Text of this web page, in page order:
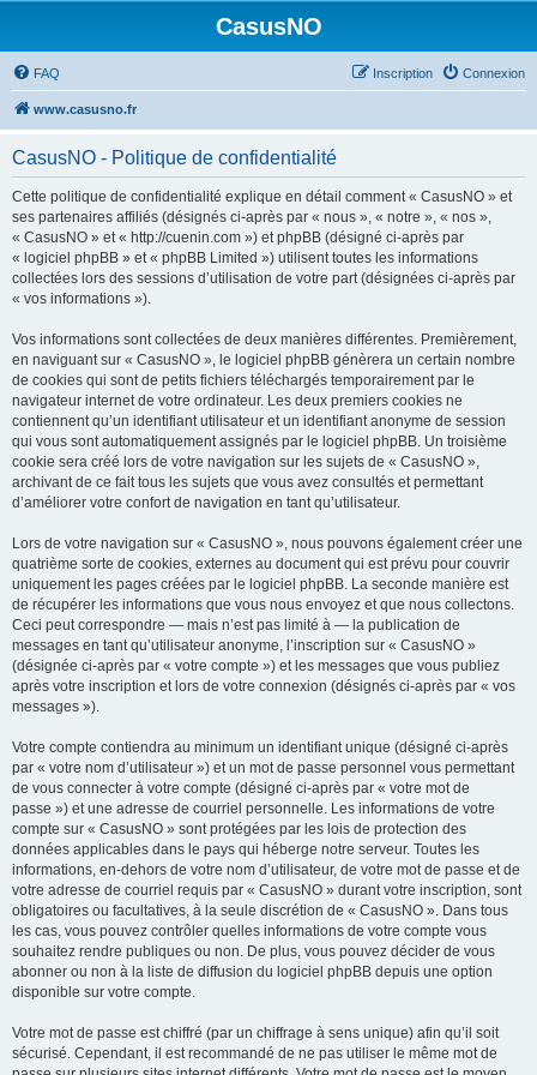
CasusNO
FAQ Connexion
Inscription
www.casusno.fr
CasusNO - Politique de confidentialité
Cette politique de confidentialité explique en détail comment « CasusNO » et
ses partenaires affiliés (désignés ci-après par « nous », « notre », « nos »,
« CasusNO » et « http://cuenin.com ») et phpBB (désigné ci-après par
« logiciel phpBB » et « phpBB Limited ») utilisent toutes les informations
collectées lors des sessions d’utilisation de votre part (désignées ci-après par
« vos informations »).
Vos informations sont collectées de deux manières différentes. Premièrement,
en naviguant sur « CasusNO », le logiciel phpBB génèrera un certain nombre
de cookies qui sont de petits fichiers téléchargés temporairement par le
navigateur internet de votre ordinateur. Les deux premiers cookies ne
contiennent qu’un identifiant utilisateur et un identifiant anonyme de session
qui vous sont automatiquement assignés par le logiciel phpBB. Un troisième
cookie sera créé lors de votre navigation sur les sujets de « CasusNO »,
archivant de ce fait tous les sujets que vous avez consultés et permettant
d’améliorer votre confort de navigation en tant qu’utilisateur.
Lors de votre navigation sur « CasusNO », nous pouvons également créer une
quatrième sorte de cookies, externes au document qui est prévu pour couvrir
uniquement les pages créées par le logiciel phpBB. La seconde manière est
de récupérer les informations que vous nous envoyez et que nous collectons.
Ceci peut correspondre — mais n’est pas limité à — la publication de
messages en tant qu’utilisateur anonyme, l’inscription sur « CasusNO »
(désignée ci-après par « votre compte ») et les messages que vous publiez
après votre inscription et lors de votre connexion (désignés ci-après par « vos
messages »).
Votre compte contiendra au minimum un identifiant unique (désigné ci-après
par « votre nom d’utilisateur ») et un mot de passe personnel vous permettant
de vous connecter à votre compte (désigné ci-après par « votre mot de
passe ») et une adresse de courriel personnelle. Les informations de votre
compte sur « CasusNO » sont protégées par les lois de protection des
données applicables dans le pays qui héberge notre serveur. Toutes les
informations, en-dehors de votre nom d’utilisateur, de votre mot de passe et de
votre adresse de courriel requis par « CasusNO » durant votre inscription, sont
obligatoires ou facultatives, à la seule discrétion de « CasusNO ». Dans tous
les cas, vous pouvez contrôler quelles informations de votre compte vous
souhaitez rendre publiques ou non. De plus, vous pouvez décider de vous
abonner ou non à la liste de diffusion du logiciel phpBB depuis une option
disponible sur votre compte.
Votre mot de passe est chiffré (par un chiffrage à sens unique) afin qu’il soit
sécurisé. Cependant, il est recommandé de ne pas utiliser le même mot de